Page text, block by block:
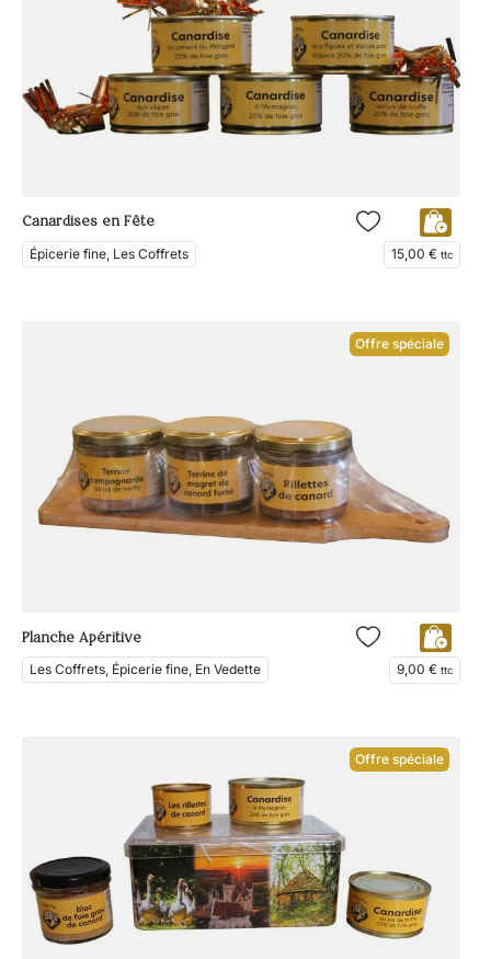
Canardises en Fête
Épicerie fine, Les Coffrets 15,00 € ttc
Offre spéciale
Planche Apéritive
Les Coffrets, Épicerie fine, En Vedette 9,00 € ttc
Offre spéciale